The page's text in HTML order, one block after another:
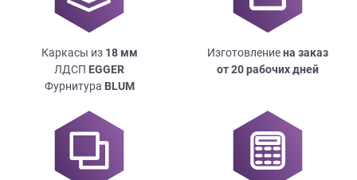
Каркасы из 18мм
ЛДСП EGGER
Фурнитура BLUM
Изготовлениена заказ
от 20 рабочих дней